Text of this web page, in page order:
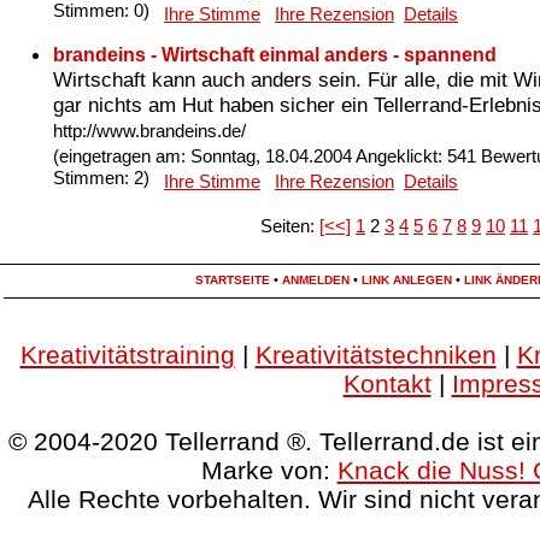
Stimmen: 0) Ihre Stimme Ihre Rezension Details
brandeins - Wirtschaft einmal anders - spannend
Wirtschaft kann auch anders sein. Für alle, die mit
gar nichts am Hut haben sicher ein Tellerrand-
http://www.brandeins.de/
(eingetragen am: Sonntag, 18.04.2004 Angeklickt: 541
Stimmen: 2) Ihre Stimme Ihre Rezension Details
Seiten: [<<] 1 2 3 4 5 6 7 8 9 10 11
STARTSEITE • ANMELDEN• LINK ANLEGEN• LINK
Kreativitätstraining | Kreativitätstechniken |
Kontakt|
© 2004-2020 Tellerrand ®. Tellerrand.de ist
Marke von: Knack die Nuss!
Alle Rechte vorbehalten. Wir sind nicht